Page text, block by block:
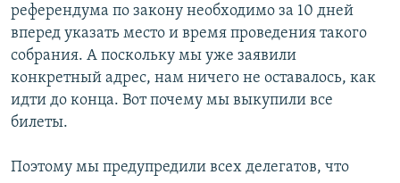
референдума по закону необходимо за 10 дней
вперед указать место и время проведения такого
собрания. А поскольку мы уже заявили
конкретный адрес, нам ничего не оставалось, как
идти до конца. Вот почему мы выкупили все
билеты.
Поэтому мы предупредили всех делегатов, что